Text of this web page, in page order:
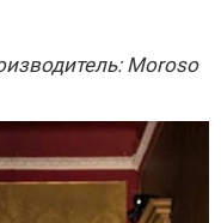
Moroso